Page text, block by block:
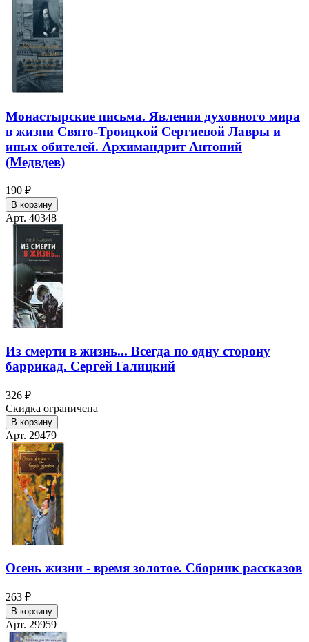
Монастырские письма. Явления духовного мира
в жизни Свято-Троицкой Сергиевой Лавры и
иных обителей. Архимандрит Антоний
(Медвдев)
190 ₽
В корзину
Арт. 40348
Из смерти в жизнь... Всегда по одну сторону
баррикад. Сергей Галицкий
326 ₽
Скидка ограничена
В корзину
Арт. 29479
Осень жизни - время золотое. Сборник рассказов
263 ₽
В корзину
Арт. 29959